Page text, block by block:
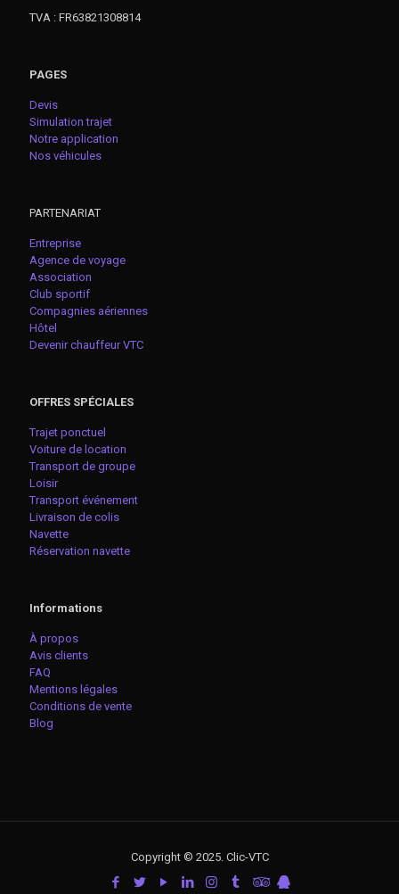
TVA : FR63821308814
PAGES
Devis
Simulation trajet
Notre application
Nos véhicules
PARTENARIAT
Entreprise
Agence de voyage
Association
Club sportif
Compagnies aériennes
Hôtel
Devenir chauffeur VTC
OFFRES SPÉCIALES
Trajet ponctuel
Voiture de location
Transport de groupe
Loisir
Transport événement
Livraison de colis
Navette
Réservation navette
Informations
À propos
Avis clients
FAQ
Mentions légales
Conditions de vente
Blog
Copyright © 2025. Clic-VTC